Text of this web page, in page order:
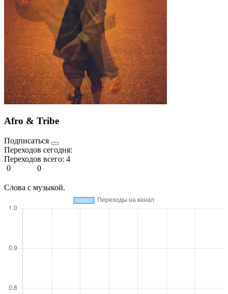
Afro & Tribe
Подписаться
Переходов сегодня:
Переходов всего: 4
0
0
Слова с музыкой.